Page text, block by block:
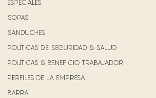
ESPECIALES
SOPAS
SÁNDUCHES
POLÍTICAS DE SEGURIDAD & SALUD
POLÍTICAS & BENEFICIO TRABAJADOR
PERFILES DE LA EMPRESA
BARRA